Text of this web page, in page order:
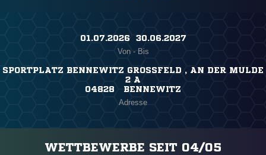
01.07.2026 ​ 30.06.2027
Von - Bis
SPORTPLATZ BENNEWITZ GROSSFELD , AN DER MULDE 2
A
04828 BENNEWITZ
Adresse
WETTBEWERBE SEIT 04/05